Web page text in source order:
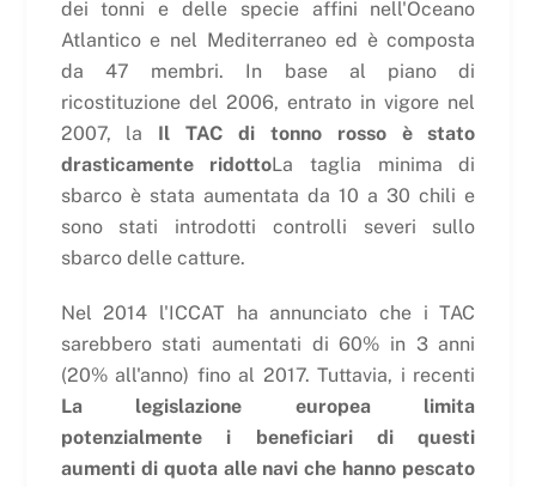
dei tonni e delle specie affini nell'Oceano
Atlantico e nel Mediterraneo ed è composta
da 47 membri. In base al piano di
ricostituzione del 2006, entrato in vigore nel
2007, la Il TAC di tonno rosso è stato
drasticamente ridottoLa taglia minima di
sbarco è stata aumentata da 10 a 30 chili e
sono stati introdotti controlli severi sullo
sbarco delle catture.
Nel 2014 l'ICCAT ha annunciato che i TAC
sarebbero stati aumentati di 60% in 3 anni
(20% all'anno) fino al 2017. Tuttavia, i recenti
La legislazione europea limita
potenzialmente i beneficiari di questi
aumenti di quota alle navi che hanno pescato